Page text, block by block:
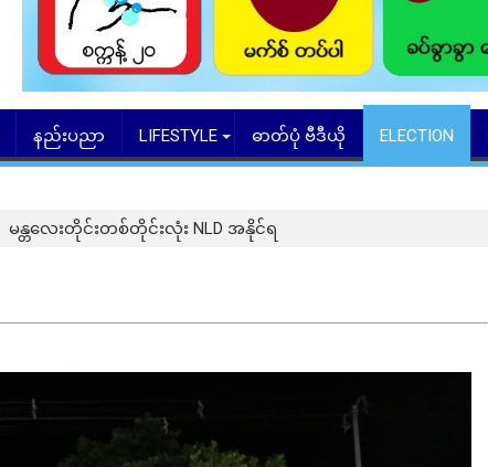
နည်းပညာ LIFESTYLE ဓာတ်ပုံ ဗီဒီယို ELECTION
မန္တလေးတိုင်းတစ်တိုင်းလုံး NLD အနိုင်ရ